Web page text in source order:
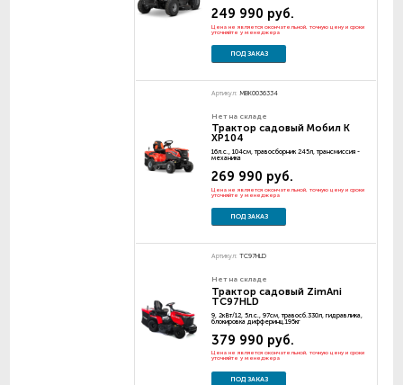
249 990 руб.
Цена не является окончательной, точную цену и сроки
уточняйте у менеджера
ПОД ЗАКАЗ
Артикул: MBK0036334
Нет на складе
Трактор садовый Мобил К
XP104
16л.с., 104см, травосборник 245л, трансмиссия -
механика
269 990 руб.
Цена не является окончательной, точную цену и сроки
уточняйте у менеджера
ПОД ЗАКАЗ
Артикул: TC97HLD
Нет на складе
Трактор садовый ZimAni
TC97HLD
9, 2кВт/12, 5л.с., 97см, травосб.330л, гидравлика,
блокировка дифферинц.195кг
379 990 руб.
Цена не является окончательной, точную цену и сроки
уточняйте у менеджера
ПОД ЗАКАЗ